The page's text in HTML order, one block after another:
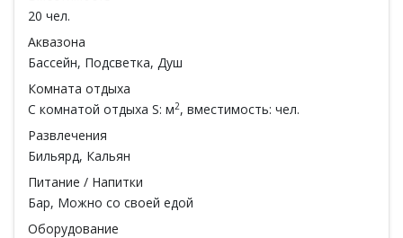
20 чел.
Аквазона
Бассейн, Подсветка, Душ
Комната отдыха
С комнатой отдыха S: м2, вместимость: чел.
Развлечения
Бильярд, Кальян
Питание / Напитки
Бар, Можно со своей едой
Оборудование